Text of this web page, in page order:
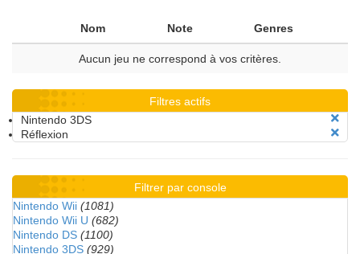
Nom Note Genres
Aucun jeu ne correspond à vos critères.
Filtres actifs
Nintendo 3DS
Réflexion
Filtrer par console
Nintendo Wii (1081)
Nintendo Wii U (682)
Nintendo DS (1100)
Nintendo 3DS (929)